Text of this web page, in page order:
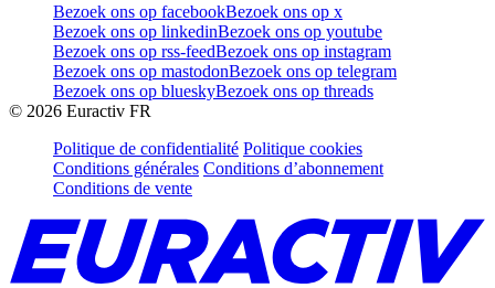
Bezoek ons op facebookBezoek ons op x
Bezoek ons op linkedinBezoek ons op youtube
Bezoek ons op rss-feedBezoek ons op instagram
Bezoek ons op mastodonBezoek ons op telegram
Bezoek ons op blueskyBezoek ons op threads
© 2026 Euractiv FR
Politique de confidentialité Politique cookies
Conditions générales Conditions d’abonnement
Conditions de vente